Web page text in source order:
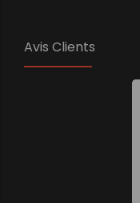
Avis Clients